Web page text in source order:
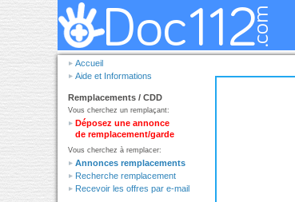
Accueil
Aide et Informations
Remplacements / CDD
Vous cherchez un remplaçant:
Déposez une annonce
de remplacement/garde
Vous cherchez à remplacer:
Annonces remplacements
Recherche remplacement
Recevoir les offres par e-mail